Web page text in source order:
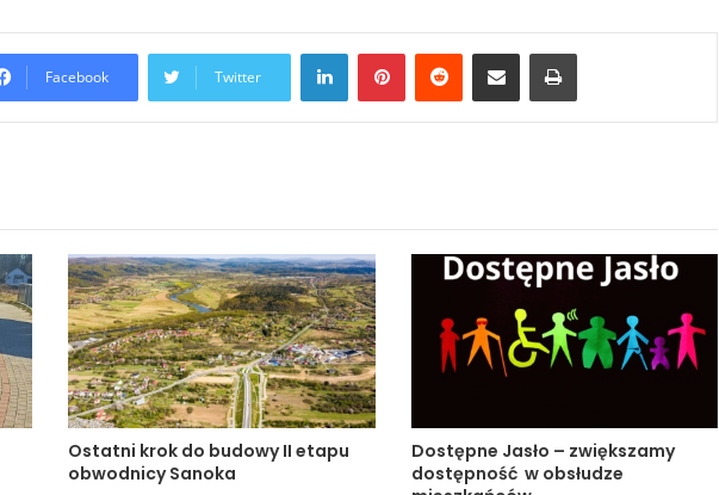
Facebook Twitter
LinkedIn
Ostatni krok do budowy II etapu
obwodnicy Sanoka
Dostępne Jasło – zwiększamy
dostępność w obsłudze